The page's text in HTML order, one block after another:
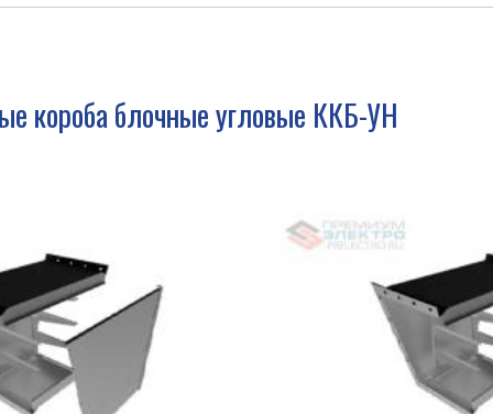
короба блочные угловые ККБ-УН